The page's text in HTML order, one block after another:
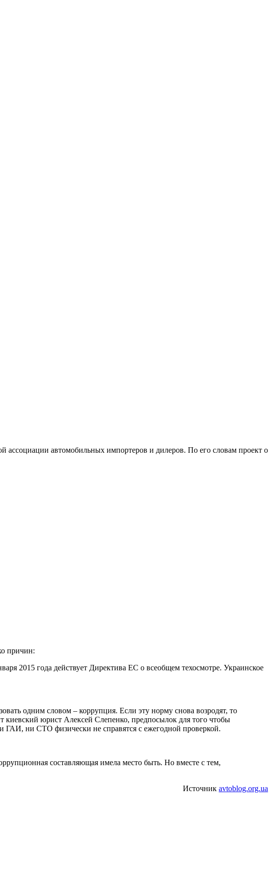
автомобильных импортеров и дилеров. По его словам проект о
причин:
2015 года действует Директива ЕС о всеобщем техосмотре. Украинское
одним словом – коррупция. Если эту норму снова возродят, то
юрист Алексей Слепенко, предпосылок для того чтобы
ГАИ, ни СТО физически не справятся с ежегодной проверкой.
составляющая имела место быть. Но вместе с тем,
Источник avtoblog.org.ua